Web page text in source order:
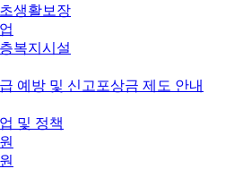
생활보장
복지시설
예방 및 신고포상금 제도 안내
및 정책